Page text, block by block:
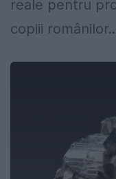
reale pentru
copiii